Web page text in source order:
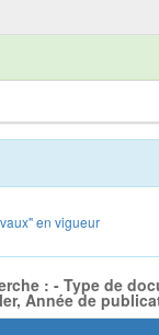
en vigueur
: - Type de
Année de